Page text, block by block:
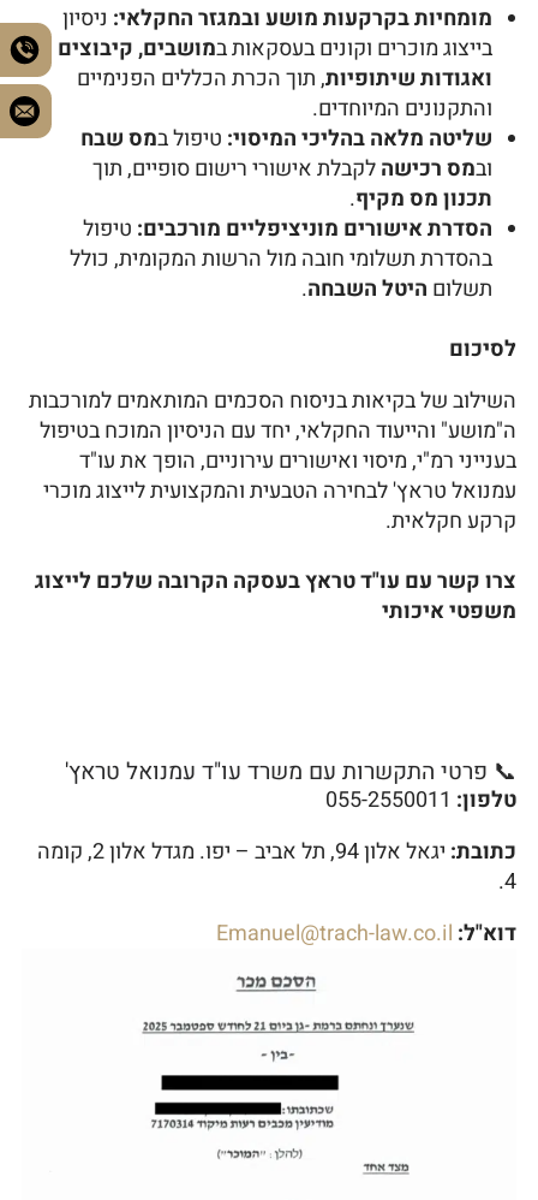
מומחיות בקרקעות מושע ובמגזר החקלאי: ניסיון
בייצוג מוכרים וקונים בעסקאות במושבים, קיבוצים
ואגודות שיתופיות, תוך הכרת הכללים הפנימיים
והתקנונים המיוחדים.
שליטה מלאה בהליכי המיסוי: טיפול במס שבח
ובמס רכישהלקבלת אישורי רישום סופיים, תוך
תכנון מס מקיף.
הסדרת אישורים מוניציפליים מורכבים: טיפול
בהסדרת תשלומי חובה מול הרשות המקומית, כולל
תשלום היטל השבחה.
לסיכום
השילוב של בקיאות בניסוח הסכמים המותאמים למורכבות
ה"מושע" והייעוד החקלאי, יחד עם הניסיון המוכח בטיפול
בענייני רמ"י, מיסוי ואישורים עירוניים, הופך את עו"ד
עמנואל טראץ' לבחירה הטבעית והמקצועית לייצוג מוכרי
קרקע חקלאית.
צרו קשר עם עו"ד טראץ בעסקה הקרובה שלכם לייצוג
משפטי איכותי
📞 פרטי התקשרות עם משרד עו"ד עמנואל טראץ'
טלפון:
כתובת:
יגאל אלון 94, תל אביב – יפו. מגדל אלון 2, קומה
4.
דוא"ל: Emanuel@trach-law.co.il